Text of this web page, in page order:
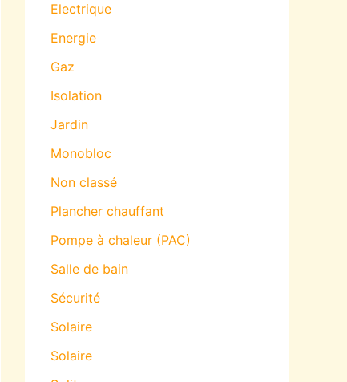
Electrique
Energie
Gaz
Isolation
Jardin
Monobloc
Non classé
Plancher chauffant
Pompe à chaleur (PAC)
Salle de bain
Sécurité
Solaire
Solaire